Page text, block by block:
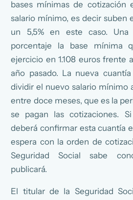
bases mínimas de cotización
salario mínimo, es decir suben
un 5,5% en este caso. Una
porcentaje la base mínima
ejercicio en 1.108 euros frente
año pasado. La nueva
dividir el nuevo salario mínimo
entre doce meses, que es la
se pagan las cotizaciones.
deberá confirmar esta cuantía
espera con la orden de
Seguridad Social sabe
publicará.
El titular de la Seguridad